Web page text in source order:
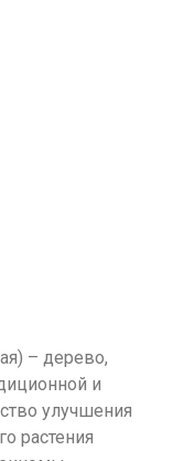
– дерево,
и
улучшения
растения